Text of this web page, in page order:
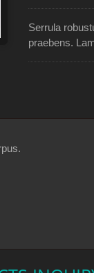
Serrula
praebens.
plasticum et